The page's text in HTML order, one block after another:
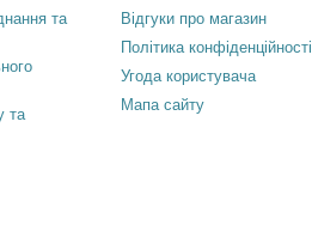
та
та
Відгуки про магазин
Політика конфіденційності
Угода користувача
Мапа сайту